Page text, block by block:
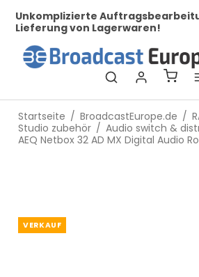
Unkomplizierte
Lieferung von Lagerwaren!
Startseite / BroadcastEurope.de /
Studio zubehör / Audio switch &
AEQ Netbox 32 AD MX Digital Audio
VERKAUF